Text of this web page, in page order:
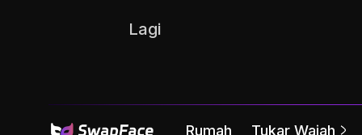
Lagi
Rumah Tukar Wajah